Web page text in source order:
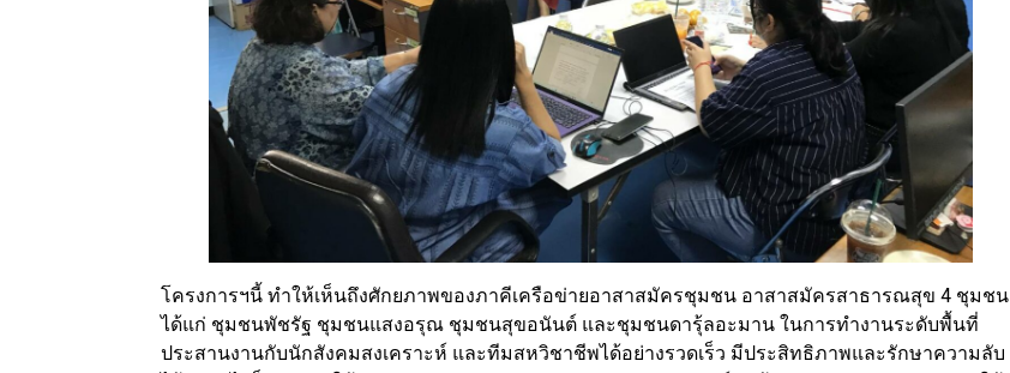
โครงการฯนี้ ทำให้เห็นถึงศักยภาพของภาคีเครือข่ายอาสาสมัครชุมชน อาสาสมัครสาธารณสุข 4 ชุมชน
ได้แก่ ชุมชนพัชรัฐ ชุมชนแสงอรุณ ชุมชนสุขอนันต์ และชุมชนดารุ้ลอะมาน ในการทำงานระดับพื้นที่
ประสานงานกับนักสังคมสงเคราะห์ และทีมสหวิชาชีพได้อย่างรวดเร็ว มีประสิทธิภาพและรักษาความลับ